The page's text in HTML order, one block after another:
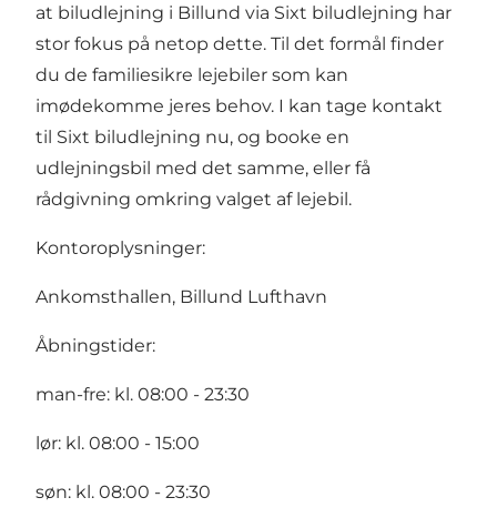
at biludlejning i Billund via Sixt biludlejning har
stor fokus på netop dette. Til det formål finder
du de familiesikre lejebiler som kan
imødekomme jeres behov. I kan tage kontakt
til Sixt biludlejning nu, og booke en
udlejningsbil med det samme, eller få
rådgivning omkring valget af lejebil.
Kontoroplysninger:
Ankomsthallen, Billund Lufthavn
Åbningstider:
man-fre: kl. 08:00 - 23:30
lør: kl. 08:00 - 15:00
søn: kl. 08:00 - 23:30